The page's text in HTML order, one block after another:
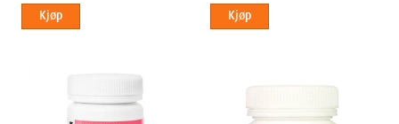
Kjøp Kjøp